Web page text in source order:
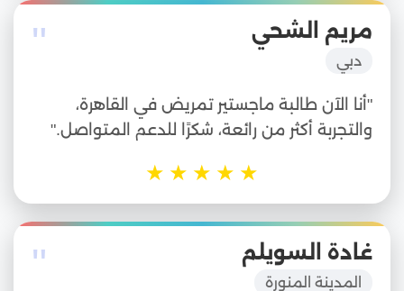
" مريم الشحي
دبي
"أنا الآن طالبة ماجستير تمريض في القاهرة،
والتجربة أكثر من رائعة، شكرًا للدعم المتواصل."
★
★
★
★
★
" غادة السويلم
المدينة المنورة